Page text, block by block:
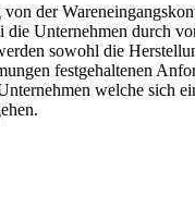
der
Unternehmen durch
sowohl die
festgehaltenen
welche sich